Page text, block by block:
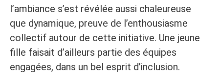
l’ambiance s’est révélée aussi chaleureuse
que dynamique, preuve de l’enthousiasme
collectif autour de cette initiative. Une jeune
fille faisait d’ailleurs partie des équipes
engagées, dans un bel esprit d’inclusion.